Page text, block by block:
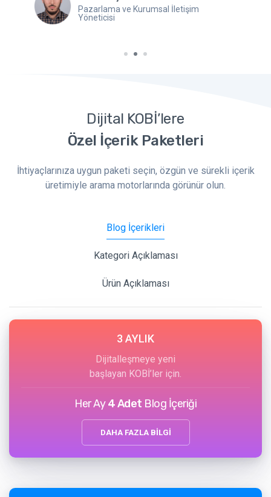
Pazarlama ve Kurumsal İletişim
Yöneticisi
Dijital KOBİ’lere
Özel İçerik Paketleri
İhtiyaçlarınıza uygun paketi seçin, özgün ve sürekli içerik
üretimiyle arama motorlarında görünür olun.
Blog İçerikleri
Kategori Açıklaması
Ürün Açıklaması
3 AYLIK
Dijitalleşmeye yeni
başlayan KOBİ’ler için.
Her Ay4 Adet Blog İçeriği
DAHA FAZLA BİLGİ